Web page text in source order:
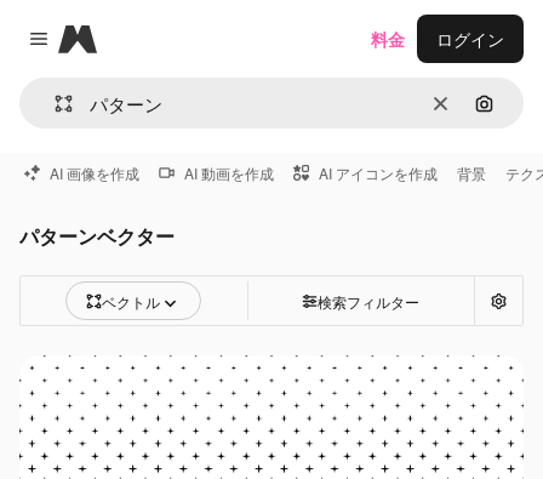
Close menu
Magnific
消去 画像で
料金 ログイン
AI 画像を作成 AI 動画を作成 AI アイコンを作成 背景 テク
パターンベクター
ベクトル 検索フィルター